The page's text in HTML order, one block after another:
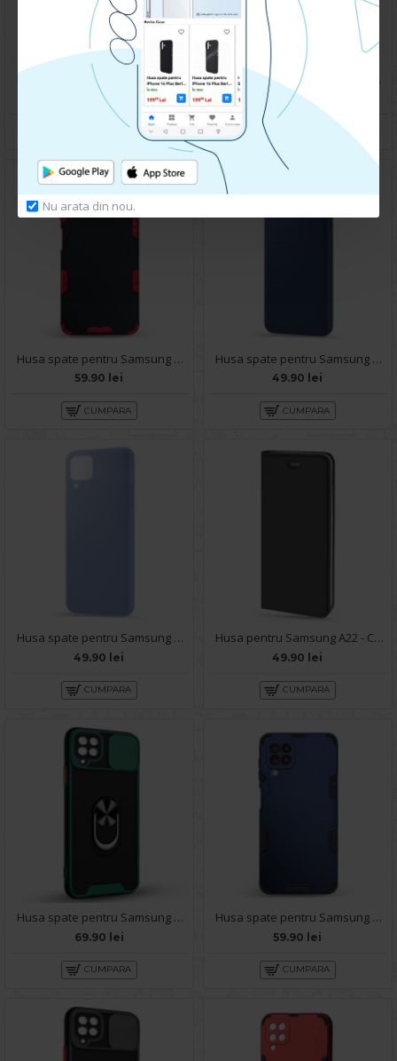
Nu arata din nou.
Husa spate pentru Samsung Galaxy A22 - Slide Case Albastru
69.90 lei
CUMPARA
Husa spate pentru Samsung Galaxy A22 - Slide Case Negru
69.90 lei
Husa spate pentru Samsung Galaxy A22 - Mantis Case Negru / Rosu
59.90 lei
CUMPARA
Husa spate pentru Samsung A22 4G - Silicon Line Navy
49.90 lei
CUMPARA
Husa spate pentru Samsung A22 4G - Silicon Line Albastru
49.90 lei
CUMPARA
Husa pentru Samsung A22 - Carte X-Power Negru
49.90 lei
CUMPARA
Husa spate pentru Samsung Galaxy A22 - Slide Case Verde
69.90 lei
CUMPARA
Husa spate pentru Samsung Galaxy A22 - Mantis Case Navy / Negru
59.90 lei
CUMPARA